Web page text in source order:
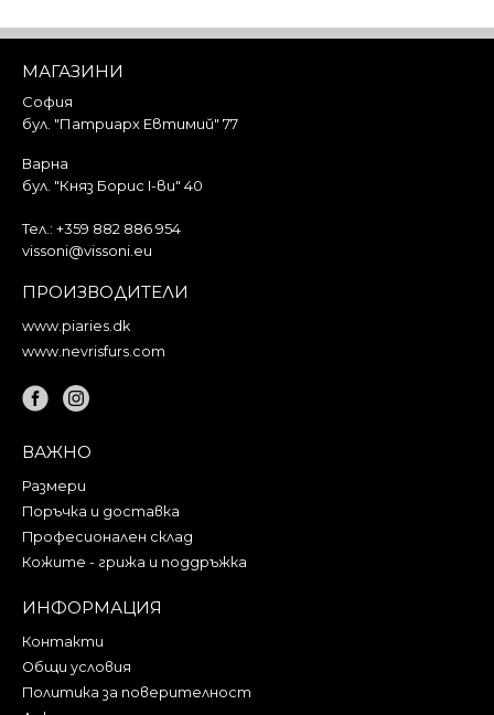
МАГАЗИНИ
София
бул. "Патриарх Евтимий" 77
Варна
бул. "Княз Борис I-ви" 40
Тел.: +359 882 886 954
vissoni@vissoni.eu
ПРОИЗВОДИТЕЛИ
www.piaries.dk
www.nevrisfurs.com
ВАЖНО
Размери
Поръчка и доставка
Професионален склад
Кожите - грижа и поддръжка
ИНФОРМАЦИЯ
Контакти
Общи условия
Политика за поверителност